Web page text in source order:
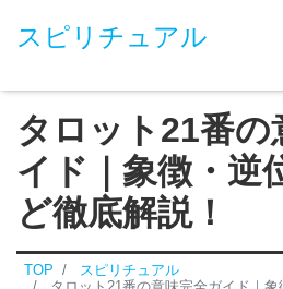
スピリチュアル
タロット21番の
イド｜象徴・逆
ど徹底解説！
TOP
スピリチュアル
タロット21番の意味完全ガイド｜象徴